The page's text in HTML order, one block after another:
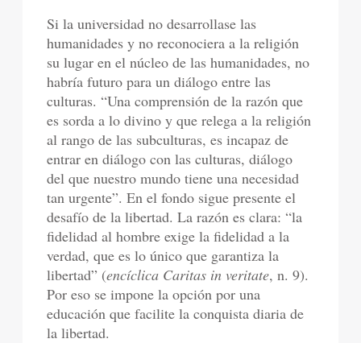
Si la universidad no desarrollase las
humanidades y no reconociera a la religión
su lugar en el núcleo de las humanidades, no
habría futuro para un diálogo entre las
culturas. “Una comprensión de la razón que
es sorda a lo divino y que relega a la religión
al rango de las subculturas, es incapaz de
entrar en diálogo con las culturas, diálogo
del que nuestro mundo tiene una necesidad
tan urgente”. En el fondo sigue presente el
desafío de la libertad. La razón es clara: “la
fidelidad al hombre exige la fidelidad a la
verdad, que es lo único que garantiza la
libertad” (encíclica Caritas in veritate, n. 9).
Por eso se impone la opción por una
educación que facilite la conquista diaria de
la libertad.